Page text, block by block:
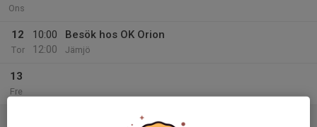
Ons
12
Tor
10:00
12:00
Besök hos OK Orion
Jämjö
13
Fre